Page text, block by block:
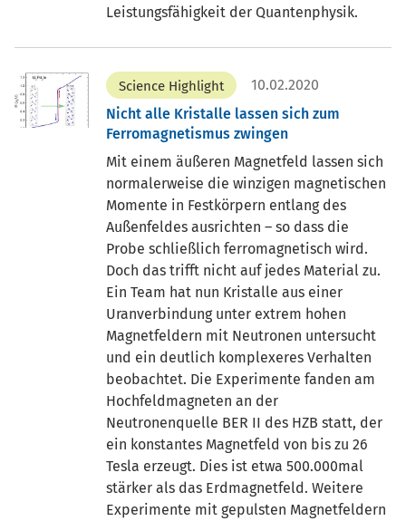
Leistungsfähigkeit der Quantenphysik.
Science Highlight
10.02.2020
Nicht alle Kristalle lassen sich zum
Ferromagnetismus zwingen
Mit einem äußeren Magnetfeld lassen sich
normalerweise die winzigen magnetischen
Momente in Festkörpern entlang des
Außenfeldes ausrichten – so dass die
Probe schließlich ferromagnetisch wird.
Doch das trifft nicht auf jedes Material zu.
Ein Team hat nun Kristalle aus einer
Uranverbindung unter extrem hohen
Magnetfeldern mit Neutronen untersucht
und ein deutlich komplexeres Verhalten
beobachtet. Die Experimente fanden am
Hochfeldmagneten an der
Neutronenquelle BER II des HZB statt, der
ein konstantes Magnetfeld von bis zu 26
Tesla erzeugt. Dies ist etwa 500.000mal
stärker als das Erdmagnetfeld. Weitere
Experimente mit gepulsten Magnetfeldern